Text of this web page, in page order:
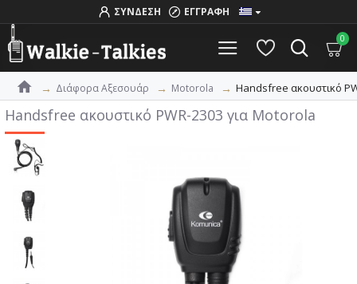
ΣΥΝΔΕΣΗ ΕΓΓΡΑΦΗ
0
Διάφορα Αξεσουάρ Motorola Handsfree ακουστικό
Handsfree ακουστικό PWR-2303 για Motorola